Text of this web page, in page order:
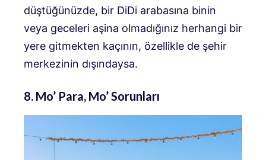
düştüğünüzde, bir DiDi arabasına binin
veya geceleri aşina olmadığınız herhangi bir
yere gitmekten kaçının, özellikle de şehir
merkezinin dışındaysa.
8. Mo’ Para, Mo’ Sorunları